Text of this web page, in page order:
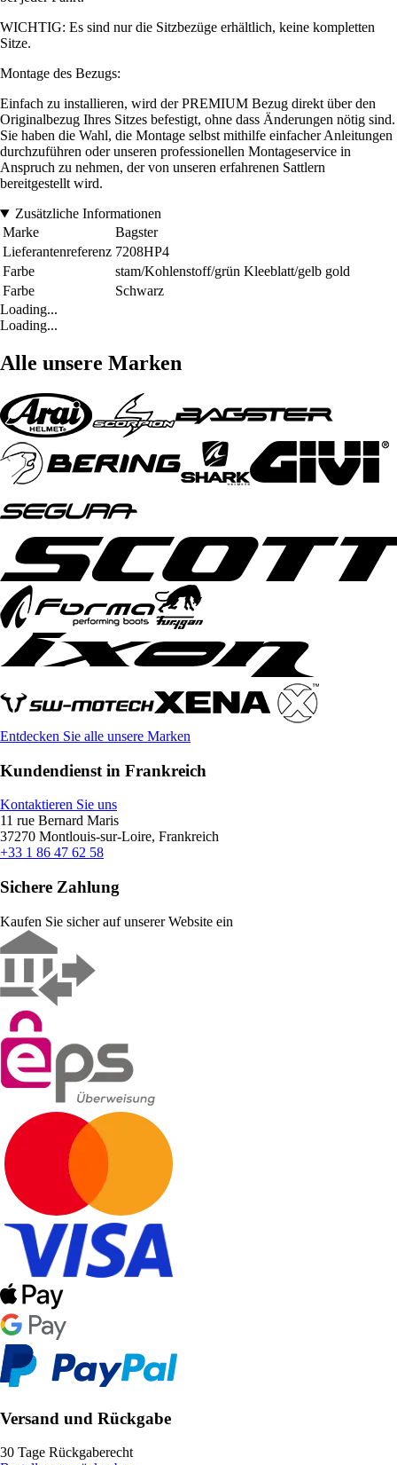
WICHTIG: Es sind nur die Sitzbezüge erhältlich, keine kompletten
Sitze.
Montage des Bezugs:
Einfach zu installieren, wird der PREMIUM Bezug direkt über den
Originalbezug Ihres Sitzes befestigt, ohne dass Änderungen nötig sind.
Sie haben die Wahl, die Montage selbst mithilfe einfacher Anleitungen
durchzuführen oder unseren professionellen Montageservice in
Anspruch zu nehmen, der von unseren erfahrenen Sattlern
bereitgestellt wird.
Zusätzliche Informationen
Marke
Bagster
Lieferantenreferenz 7208HP4
Farbe
stam/Kohlenstoff/grün Kleeblatt/gelb gold
Farbe
Schwarz
Loading...
Loading...
Alle unsere Marken
Entdecken Sie alle unsere Marken
Kundendienst in Frankreich
Kontaktieren Sie uns
11 rue Bernard Maris
37270 Montlouis-sur-Loire, Frankreich
+33 1 86 47 62 58
Sichere Zahlung
Kaufen Sie sicher auf unserer Website ein
Versand und Rückgabe
30 Tage Rückgaberecht